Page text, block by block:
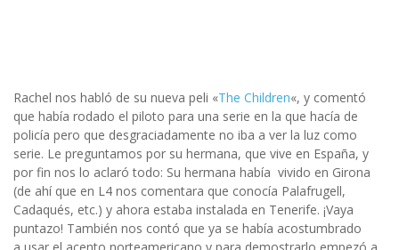
Rachel nos habló de su nueva peli «The Children«, y comentó
que había rodado el piloto para una serie en la que hacía de
policía pero que desgraciadamente no iba a ver la luz como
serie. Le preguntamos por su hermana, que vive en España, y
por fin nos lo aclaró todo: Su hermana había vivido en Girona
(de ahí que en L4 nos comentara que conocía Palafrugell,
Cadaqués, etc.) y ahora estaba instalada en Tenerife. ¡Vaya
puntazo! También nos contó que ya se había acostumbrado